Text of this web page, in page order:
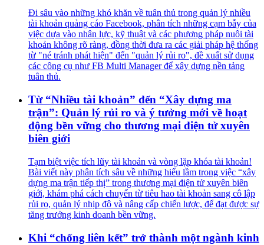
Đi sâu vào những khó khăn về tuân thủ trong quản lý nhiều
tài khoản quảng cáo Facebook, phân tích những cạm bẫy của
việc dựa vào nhân lực, kỹ thuật và các phương pháp nuôi tài
khoản không rõ ràng, đồng thời đưa ra các giải pháp hệ thống
từ "né tránh phát hiện" đến "quản lý rủi ro", đề xuất sử dụng
các công cụ như FB Multi Manager để xây dựng nền tảng
tuân thủ.
Từ “Nhiều tài khoản” đến “Xây dựng ma
trận”: Quản lý rủi ro và ý tưởng mới về hoạt
động bền vững cho thương mại điện tử xuyên
biên giới
Tạm biệt việc tích lũy tài khoản và vòng lặp khóa tài khoản!
Bài viết này phân tích sâu về những hiểu lầm trong việc “xây
dựng ma trận tiếp thị” trong thương mại điện tử xuyên biên
giới, khám phá cách chuyển từ tiêu hao tài khoản sang cô lập
rủi ro, quản lý nhịp độ và nâng cấp chiến lược, để đạt được sự
tăng trưởng kinh doanh bền vững.
Khi “chống liên kết” trở thành một ngành kinh